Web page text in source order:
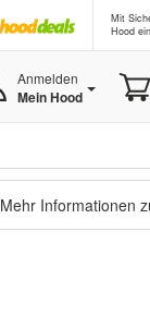
Mit
Hood
Anmelden
Mein Hood
Mehr Informationen